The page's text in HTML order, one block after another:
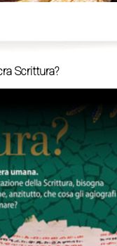
Scrittura?